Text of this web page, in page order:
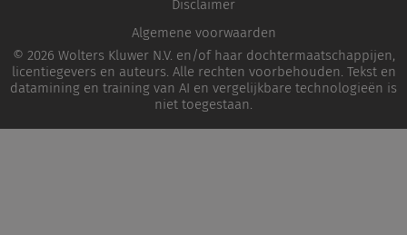
Disclaimer
Algemene voorwaarden
© 2026 Wolters Kluwer N.V. en/of haar dochtermaatschappijen,
licentiegevers en auteurs. Alle rechten voorbehouden. Tekst en
datamining en training van AI en vergelijkbare technologieën is
niet toegestaan.